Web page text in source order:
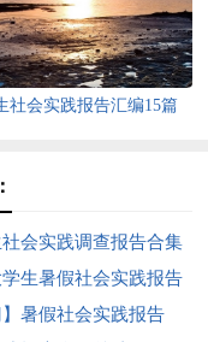
社会实践报告汇编15篇
会实践调查报告合集
生暑假社会实践报告
】暑假社会实践报告